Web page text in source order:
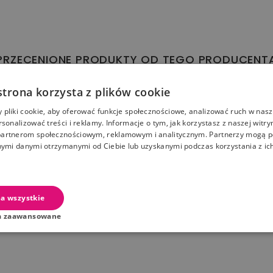
PRODUKTY OD TEGO
dostawa
Ludziki z emocjami
Cena
Darmowa dostawa
-20%
Lego Disney Chatka Ashy
Cena standardowa
korzysta z plików cookie
pliki cookie, aby oferować funkcje społecznościowe, analizować ruch w
treści i reklamy. Informacje o tym, jak korzystasz z naszej
społecznościowym, reklamowym i analitycznym. Partnerzy mogą
danymi otrzymanymi od Ciebie lub uzyskanymi podczas korzystania z
wszystkie